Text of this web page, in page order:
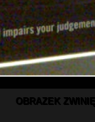
OBRAZEK